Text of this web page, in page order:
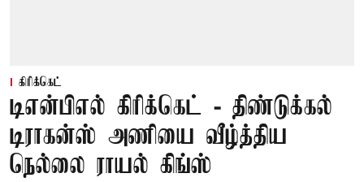
கிரிக்கெட்
டிஎன்பிஎல் கிரிக்கெட் - திண்டுக்கல்
டிராகன்ஸ் அணியை வீழ்த்திய
நெல்லை ராயல் கிங்ஸ்